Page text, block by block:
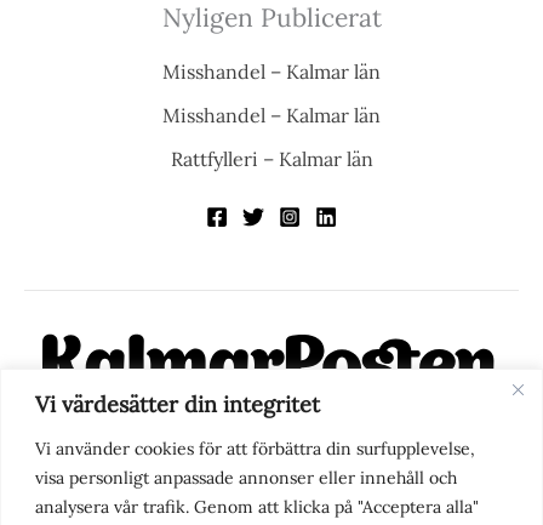
Vi värdesätter din integritet
Vi använder cookies för att förbättra din surfupplevelse,
visa personligt anpassade annonser eller innehåll och
analysera vår trafik. Genom att klicka på "Acceptera alla"
Nyligen Publicerat
Misshandel – Kalmar län
Misshandel – Kalmar län
Rattfylleri – Kalmar län
KalmarPosten är en modern lokalnyhetstidning på nätet. Med
fokus på Kalmarregionen, men också med blick för det större
perspektivet, vill vi vara din självklara kanal för nyheter,
berättelser och engagemang. KalmarPosten grundades 1988 och